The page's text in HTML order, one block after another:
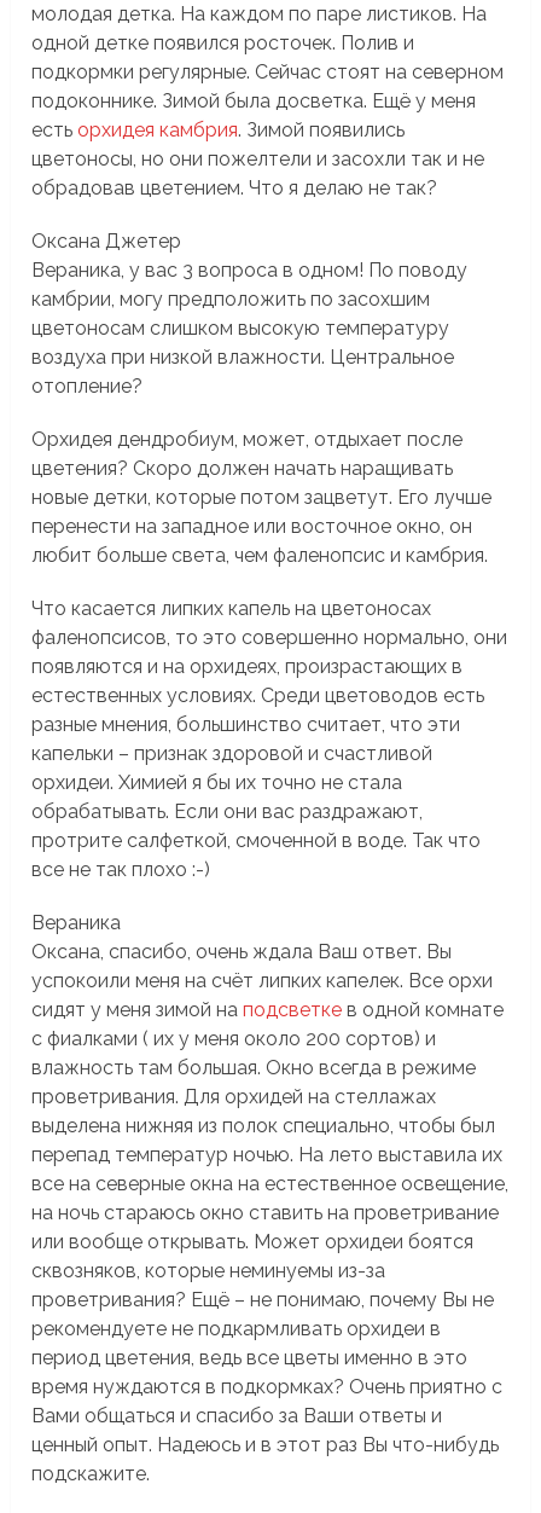
молодая детка. На каждом по паре листиков. На
одной детке появился росточек. Полив и
подкормки регулярные. Сейчас стоят на северном
подоконнике. Зимой была досветка. Ещё у меня
естьорхидея камбрия. Зимой появились
цветоносы, но они пожелтели и засохли так и не
обрадовав цветением. Что я делаю не так?
Оксана Джетер
Вераника, у вас 3 вопроса в одном! По поводу
камбрии, могу предположить по засохшим
цветоносам слишком высокую температуру
воздуха при низкой влажности. Центральное
отопление?
Орхидея дендробиум, может, отдыхает после
цветения? Скоро должен начать наращивать
новые детки, которые потом зацветут. Его лучше
перенести на западное или восточное окно, он
любит больше света, чем фаленопсис и камбрия.
Что касается липких капель на цветоносах
фаленопсисов, то это совершенно нормально, они
появляются и на орхидеях, произрастающих в
естественных условиях. Среди цветоводов есть
разные мнения, большинство считает, что эти
капельки – признак здоровой и счастливой
орхидеи. Химией я бы их точно не стала
обрабатывать. Если они вас раздражают,
протрите салфеткой, смоченной в воде. Так что
все не так плохо :-)
Вераника
Оксана, спасибо, очень ждала Ваш ответ. Вы
успокоили меня на счёт липких капелек. Все орхи
сидят у меня зимой наподсветке в одной комнате
с фиалками ( их у меня около 200 сортов) и
влажность там большая. Окно всегда в режиме
проветривания. Для орхидей на стеллажах
выделена нижняя из полок специально, чтобы был
перепад температур ночью. На лето выставила их
все на северные окна на естественное освещение,
на ночь стараюсь окно ставить на проветривание
или вообще открывать. Может орхидеи боятся
сквозняков, которые неминуемы из-за
проветривания? Ещё – не понимаю, почему Вы не
рекомендуете не подкармливать орхидеи в
период цветения, ведь все цветы именно в это
время нуждаются в подкормках? Очень приятно с
Вами общаться и спасибо за Ваши ответы и
ценный опыт. Надеюсь и в этот раз Вы что-нибудь
подскажите.